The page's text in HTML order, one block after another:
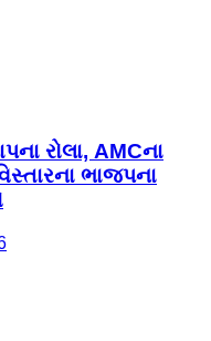
રોલા, AMCના
ભાજપના